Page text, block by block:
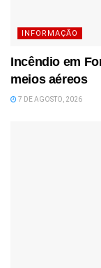
INFORMAÇÃO
Incêndio em
meios aéreos
7 DE AGOSTO, 2026